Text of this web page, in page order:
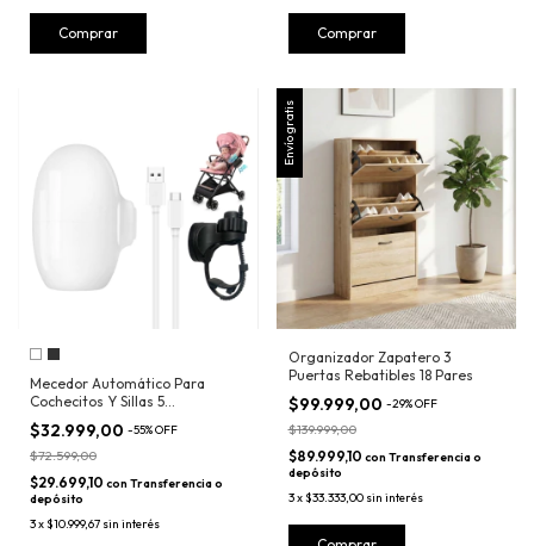
Comprar
Mecedor Automático Para
Cochecitos Y Sillas 5
Velocidades
$32.999,00 -55%OFF
$72.599,00
$29.699,10 con Transferencia o
depósito
3x$10.999,67 sin interés
Envío gratis
Organizador Zapatero 3
Puertas Rebatibles 18 Pares
$99.999,00 -29%OFF
$139.999,00
$89.999,10 con Transferencia o
depósito
3x$33.333,00 sin interés